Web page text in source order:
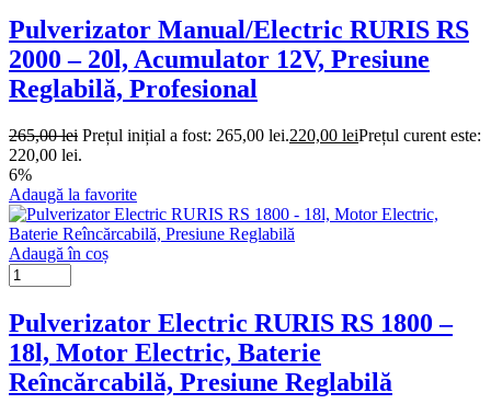
Pulverizator Manual/Electric RURIS RS
2000 – 20l, Acumulator 12V, Presiune
Reglabilă, Profesional
265,00lei Prețul inițial a fost: 265,00 lei.220,00 leiPrețul curent este:
220,00 lei.
6%
Adaugă la favorite
Adaugă în coș
Pulverizator Electric RURIS RS 1800 –
18l, Motor Electric, Baterie
Reîncărcabilă, Presiune Reglabilă